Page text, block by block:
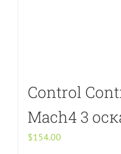
Control
Mach4 3
$154.00